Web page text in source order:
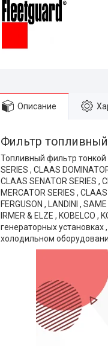
Описание
Фильтр
Топливный фильтр тонкой
SERIES , CLAAS
CLAAS SENATOR SERIES ,
MERCATOR SERIES ,
FERGUSON , LANDINI ,
IRMER & ELZE , KOBELCO ,
генераторных установках
холодильном